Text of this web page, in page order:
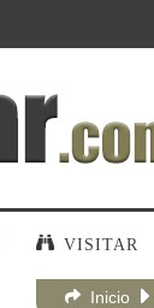
VISITAR
Inicio